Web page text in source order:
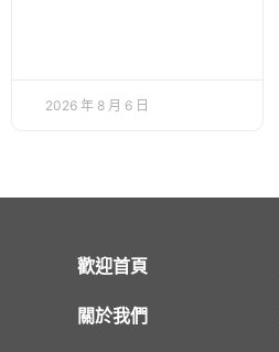
2026 年 8 月 6 日
歡迎首頁
關於我們